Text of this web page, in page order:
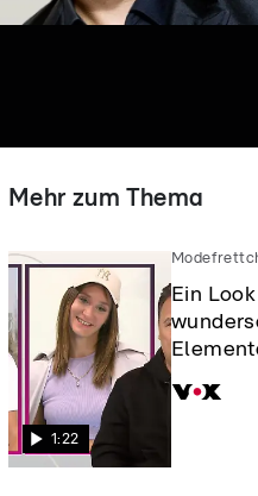
Mehr zum Thema
1:22
Ein